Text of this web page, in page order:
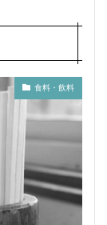
食料・飲料